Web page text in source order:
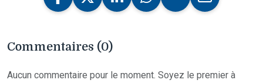
Commentaires (0)
Aucun commentaire pour le moment. Soyez le premier à